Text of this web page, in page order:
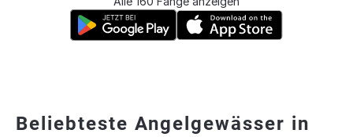
Beliebteste Angelgewässer in